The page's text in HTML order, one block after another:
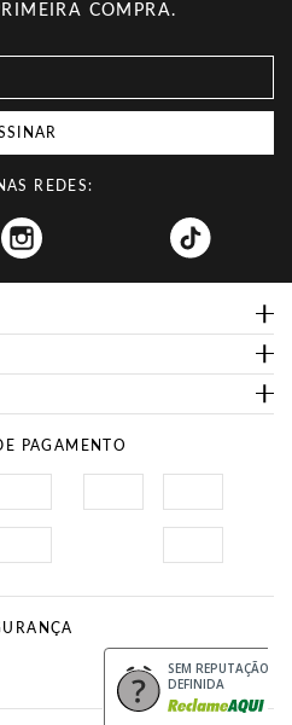
COMPRA.
REDES:
Facebook
PAGAMENTO
SEM REPUTAÇÃO
DEFINIDA